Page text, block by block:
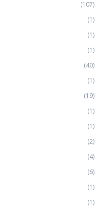
(107)
(1)
(1)
(1)
(40)
(1)
(19)
(1)
(1)
(2)
(4)
(6)
(1)
(1)